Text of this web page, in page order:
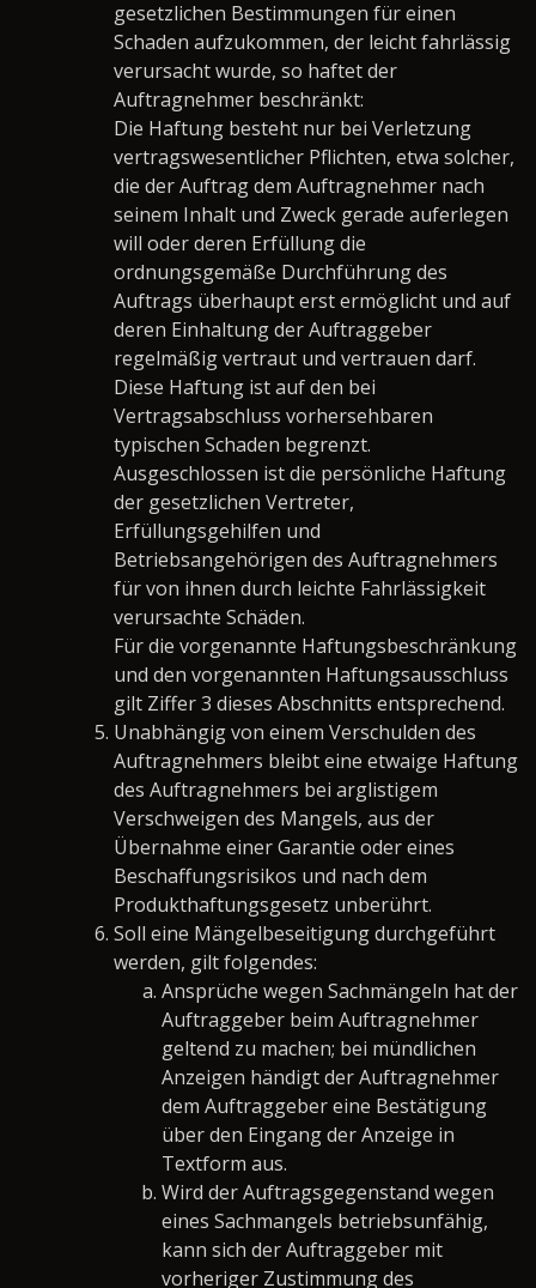
gesetzlichen Bestimmungen für einen
Schaden aufzukommen, der leicht fahrlässig
verursacht wurde, so haftet der
Auftragnehmer beschränkt:
Die Haftung besteht nur bei Verletzung
vertragswesentlicher Pflichten, etwa solcher,
die der Auftrag dem Auftragnehmer nach
seinem Inhalt und Zweck gerade auferlegen
will oder deren Erfüllung die
ordnungsgemäße Durchführung des
Auftrags überhaupt erst ermöglicht und auf
deren Einhaltung der Auftraggeber
regelmäßig vertraut und vertrauen darf.
Diese Haftung ist auf den bei
Vertragsabschluss vorhersehbaren
typischen Schaden begrenzt.
Ausgeschlossen ist die persönliche Haftung
der gesetzlichen Vertreter,
Erfüllungsgehilfen und
Betriebsangehörigen des Auftragnehmers
für von ihnen durch leichte Fahrlässigkeit
verursachte Schäden.
Für die vorgenannte Haftungsbeschränkung
und den vorgenannten Haftungsausschluss
gilt Ziffer 3 dieses Abschnitts entsprechend.
Unabhängig von einem Verschulden des
Auftragnehmers bleibt eine etwaige Haftung
des Auftragnehmers bei arglistigem
Verschweigen des Mangels, aus der
Übernahme einer Garantie oder eines
Beschaffungsrisikos und nach dem
Produkthaftungsgesetz unberührt.
Soll eine Mängelbeseitigung durchgeführt
werden, gilt folgendes:
Ansprüche wegen Sachmängeln hat der
Auftraggeber beim Auftragnehmer
geltend zu machen; bei mündlichen
Anzeigen händigt der Auftragnehmer
dem Auftraggeber eine Bestätigung
über den Eingang der Anzeige in
Textform aus.
Wird der Auftragsgegenstand wegen
eines Sachmangels betriebsunfähig,
kann sich der Auftraggeber mit
vorheriger Zustimmung des